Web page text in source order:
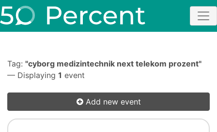
Tag: "cyborg medizintechnik next telekom prozent"
— Displaying 1 event
Add new event